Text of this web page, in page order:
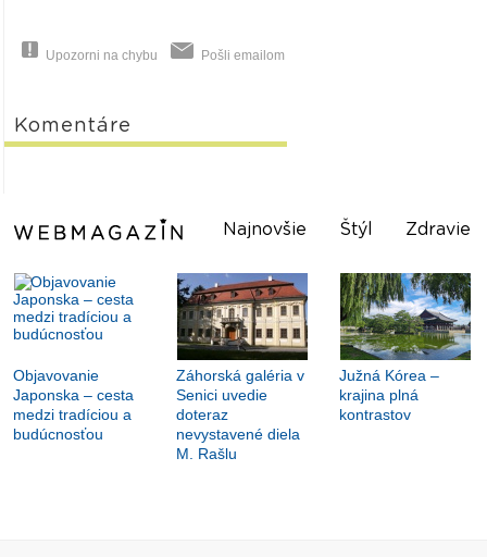
Upozorni na chybu Pošli emailom
Komentáre
Najnovšie Štýl Zdravie
Objavovanie
Japonska – cesta
medzi tradíciou a
budúcnosťou
Záhorská galéria v
Senici uvedie
doteraz
nevystavené diela
M. Rašlu
Južná Kórea –
krajina plná
kontrastov